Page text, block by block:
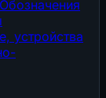
устройства